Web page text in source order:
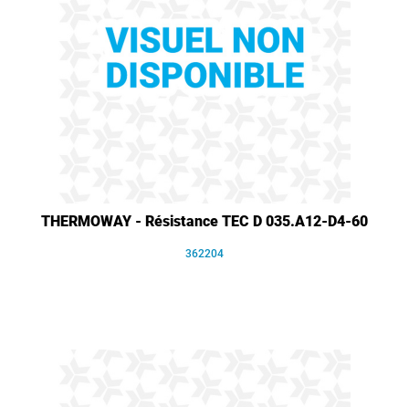
THERMOWAY - Résistance TEC D 035.A12-D4-60
362204